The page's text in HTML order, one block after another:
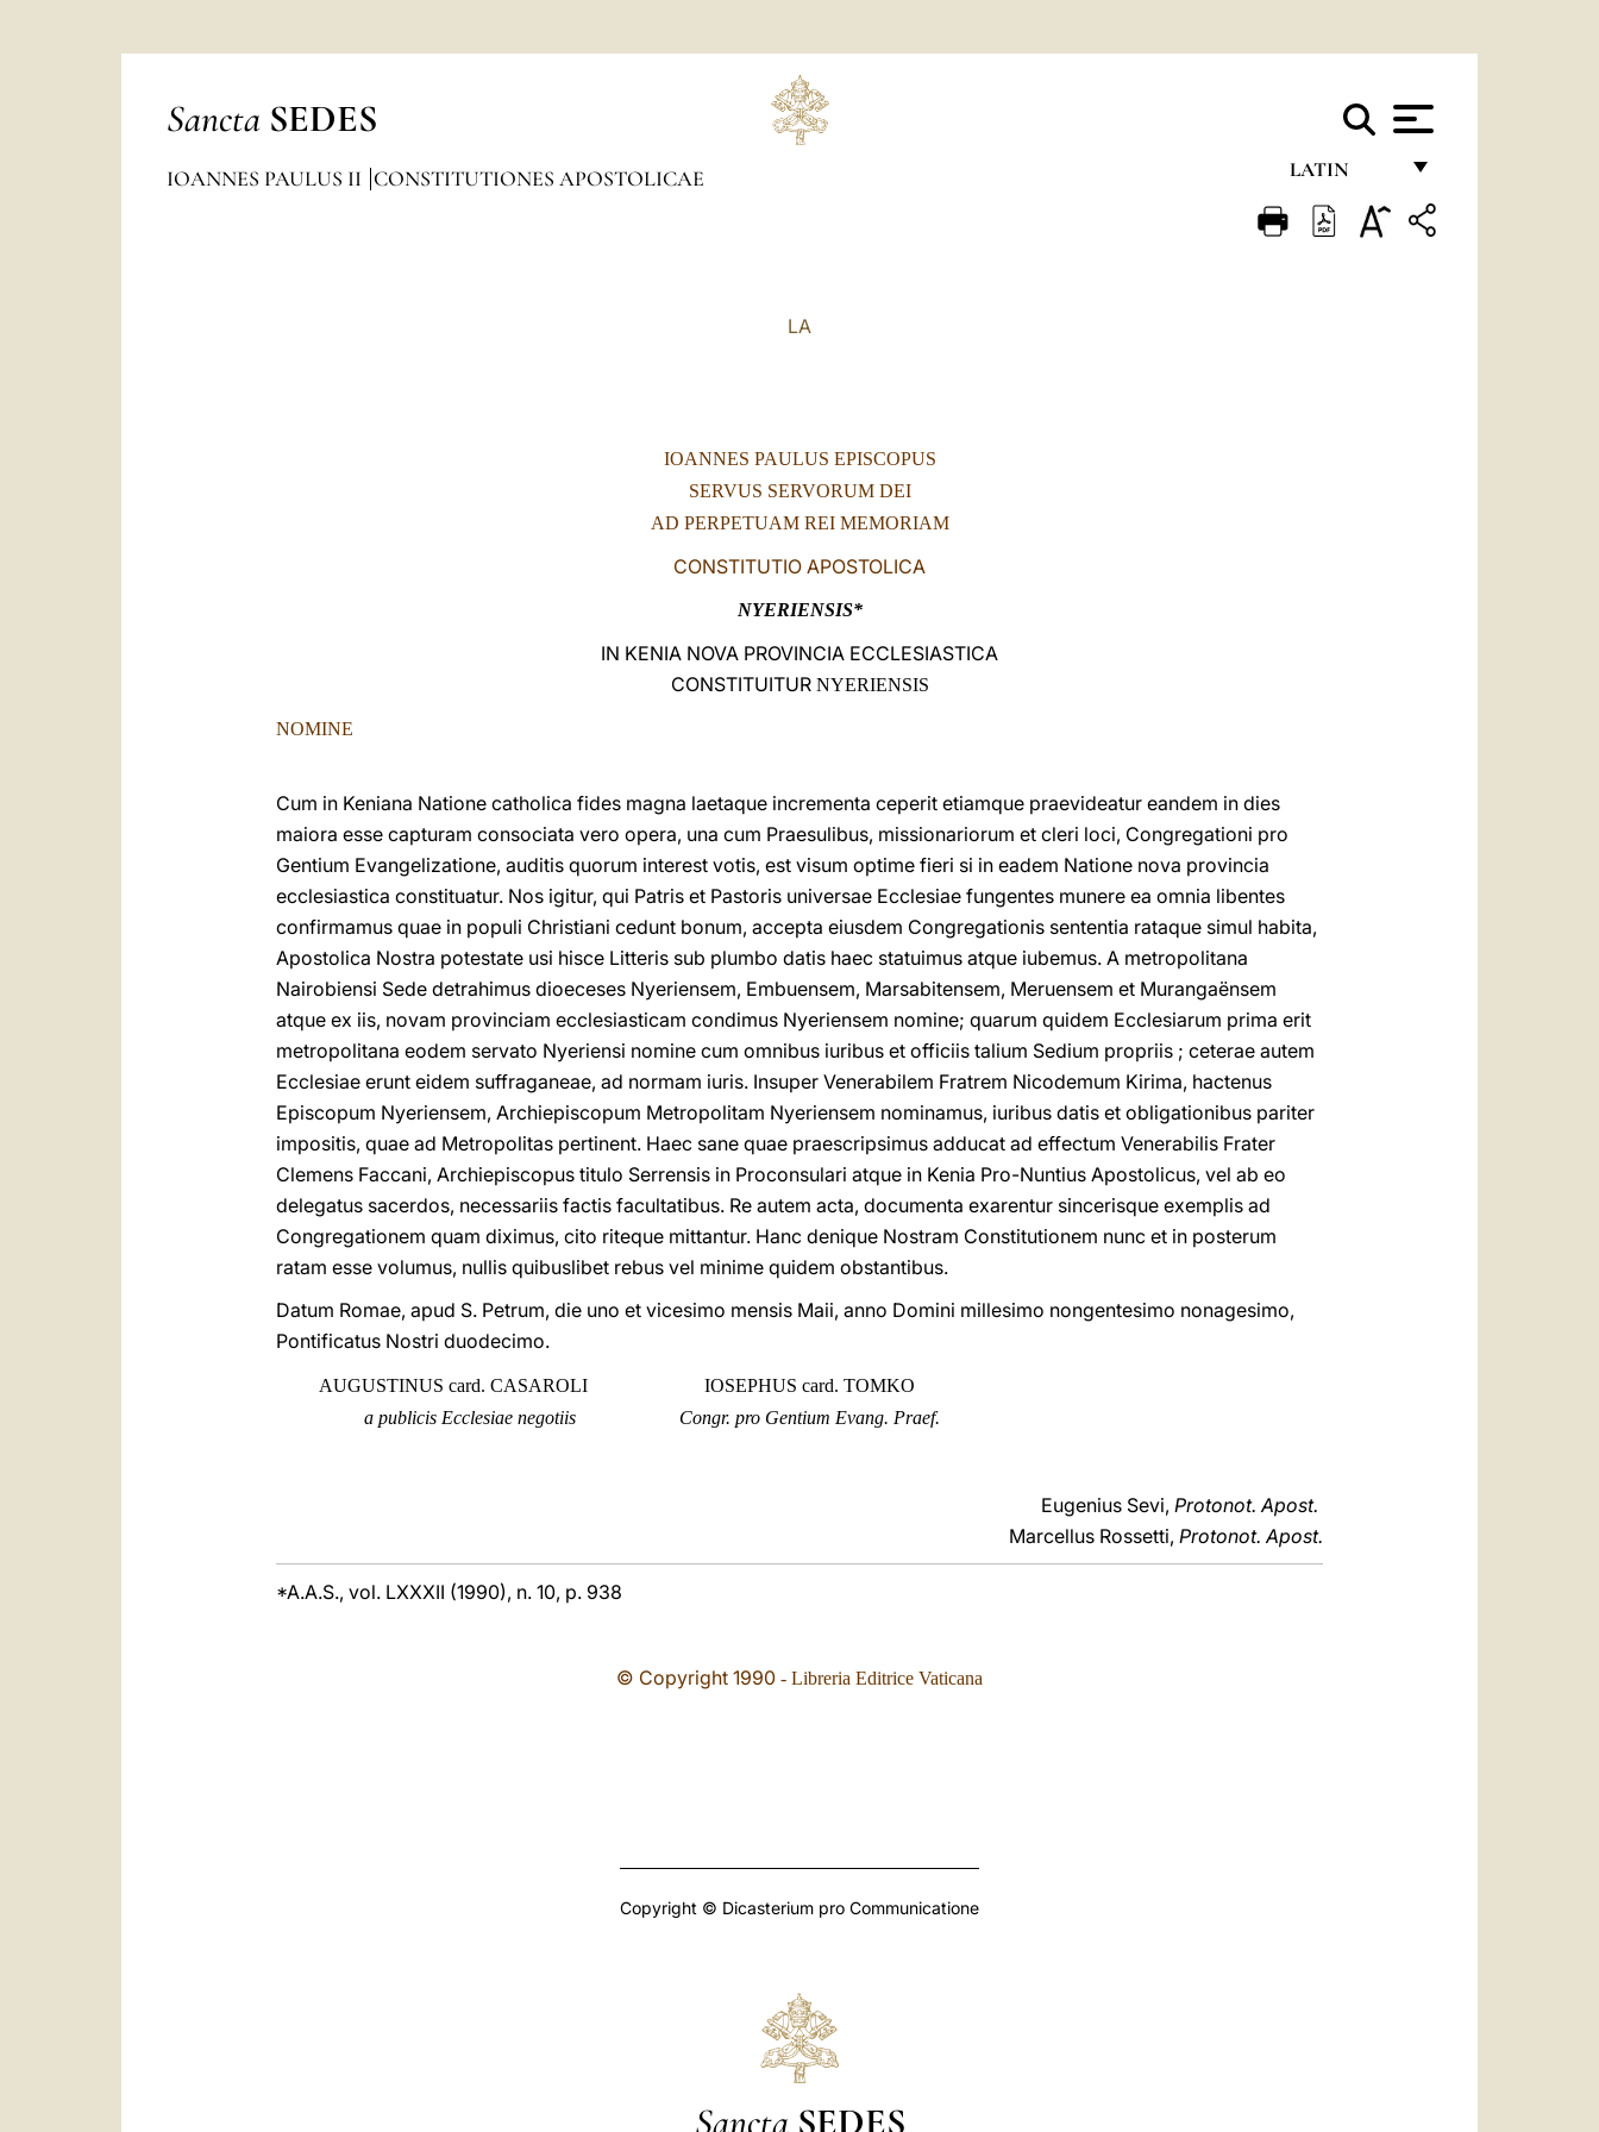
Sancta SEDES
LATIN
FRANÇAIS
IOANNES PAULUS II CONSTITUTIONES APOSTOLICAE
LA
IOANNES PAULUS EPISCOPUS
SERVUS SERVORUM DEI
AD PERPETUAM REI MEMORIAM
CONSTITUTIO APOSTOLICA
NYERIENSIS*
IN KENIA NOVA PROVINCIA ECCLESIASTICA
CONSTITUITUR NYERIENSIS
NOMINE
Cum in Keniana Natione catholica fides magna laetaque incrementa ceperit etiamque praevideatur eandem in dies
maiora esse capturam consociata vero opera, una cum Praesulibus, missionariorum et cleri loci, Congregationi pro
Gentium Evangelizatione, auditis quorum interest votis, est visum optime fieri si in eadem Natione nova provincia
ecclesiastica constituatur. Nos igitur, qui Patris et Pastoris universae Ecclesiae fungentes munere ea omnia libentes
confirmamus quae in populi Christiani cedunt bonum, accepta eiusdem Congregationis sententia rataque simul habita,
Apostolica Nostra potestate usi hisce Litteris sub plumbo datis haec statuimus atque iubemus. A metropolitana
Nairobiensi Sede detrahimus dioeceses Nyeriensem, Embuensem, Marsabitensem, Meruensem et Murangaënsem
atque ex iis, novam provinciam ecclesiasticam condimus Nyeriensem nomine; quarum quidem Ecclesiarum prima erit
metropolitana eodem servato Nyeriensi nomine cum omnibus iuribus et officiis talium Sedium propriis ; ceterae autem
Ecclesiae erunt eidem suffraganeae, ad normam iuris. Insuper Venerabilem Fratrem Nicodemum Kirima, hactenus
Episcopum Nyeriensem, Archiepiscopum Metropolitam Nyeriensem nominamus, iuribus datis et obligationibus pariter
impositis, quae ad Metropolitas pertinent. Haec sane quae praescripsimus adducat ad effectum Venerabilis Frater
Clemens Faccani, Archiepiscopus titulo Serrensis in Proconsulari atque in Kenia Pro-Nuntius Apostolicus, vel ab eo
delegatus sacerdos, necessariis factis facultatibus. Re autem acta, documenta exarentur sincerisque exemplis ad
Congregationem quam diximus, cito riteque mittantur. Hanc denique Nostram Constitutionem nunc et in posterum
ratam esse volumus, nullis quibuslibet rebus vel minime quidem obstantibus.
Datum Romae, apud S. Petrum, die uno et vicesimo mensis Maii, anno Domini millesimo nongentesimo nonagesimo,
Pontificatus Nostri duodecimo.
AUGUSTINUS card. CASAROLI
a publicis Ecclesiae negotiis
IOSEPHUS card. TOMKO
Congr. pro Gentium Evang. Praef.
Eugenius Sevi, Protonot. Apost.
Marcellus Rossetti, Protonot. Apost.
*A.A.S., vol. LXXXII (1990), n. 10, p. 938
© Copyright 1990 - Libreria Editrice Vaticana
Copyright © Dicasterium pro Communicatione
Sancta SEDES